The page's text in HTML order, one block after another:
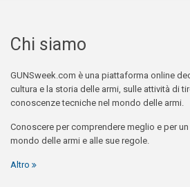
Chi siamo
GUNSweek.com è una piattaforma online
cultura e la storia delle armi, sulle attività di
conoscenze tecniche nel mondo delle armi.
Conoscere per comprendere meglio e per
mondo delle armi e alle sue regole.
Altro